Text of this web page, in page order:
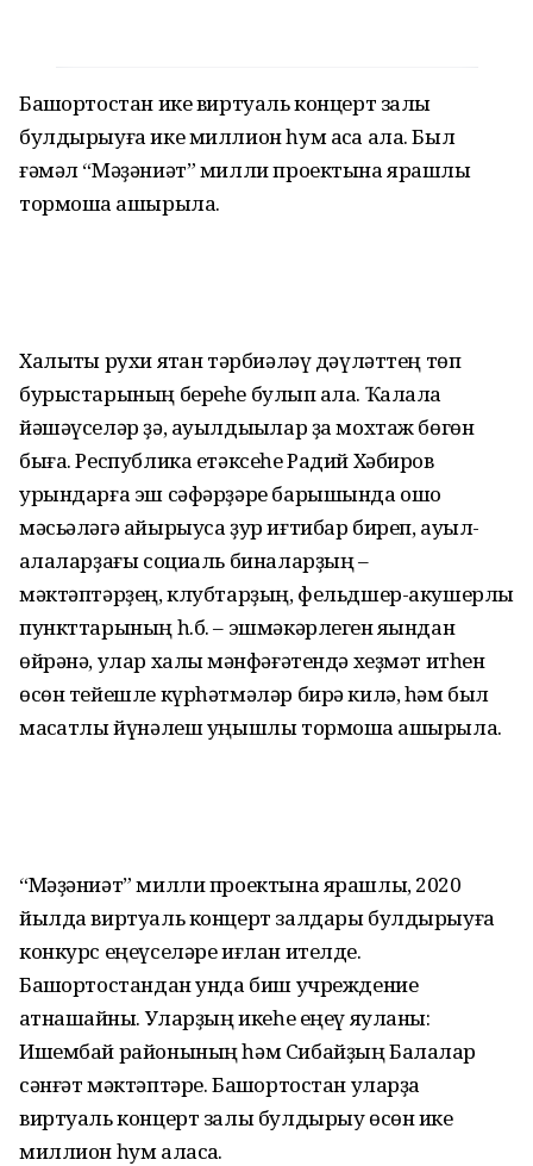
Башҡортостан ике виртуаль концерт залы
булдырыуға ике миллион һум аҡса ала. Был
ғәмәл “Мәҙәниәт” милли проектына ярашлы
тормошҡа ашырыла.
Халыҡты рухи яҡтан тәрбиәләү дәүләттең төп
бурыстарының береһе булып ҡала. Ҡалала
йәшәүселәр ҙә, ауылдыҡылар ҙа мохтаж бөгөн
быға. Республика етәксеһе Радий Хәбиров
урындарға эш сәфәрҙәре барышында ошо
мәсьәләгә айырыуса ҙур иғтибар биреп, ауыл-
ҡалаларҙағы социаль биналарҙың –
мәктәптәрҙең, клубтарҙың, фельдшер-акушерлыҡ
пункттарының һ.б. – эшмәкәрлеген яҡындан
өйрәнә, улар халыҡ мәнфәғәтендә хеҙмәт итһен
өсөн тейешле күрһәтмәләр бирә килә, һәм был
маҡсатлы йүнәлеш уңышлы тормошҡа ашырыла.
“Мәҙәниәт” милли проектына ярашлы, 2020
йылда виртуаль концерт залдары булдырыуға
конкурс еңеүселәре иғлан ителде.
Башҡортостандан унда биш учреждение
ҡатнашҡайны. Уларҙың икеһе еңеү яуланы:
Ишембай районының һәм Сибайҙың Балалар
сәнғәт мәктәптәре. Башҡортостан уларҙа
виртуаль концерт залы булдырыу өсөн ике
миллион һум аласаҡ.